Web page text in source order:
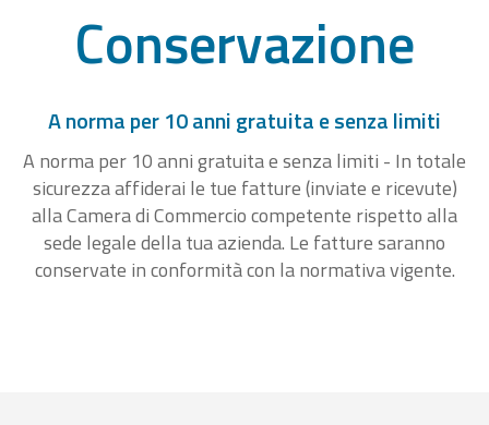
Conservazione
A norma per 10 anni gratuita e senza limiti
A norma per 10 anni gratuita e senza limiti - In totale
sicurezza affiderai le tue fatture (inviate e ricevute)
alla Camera di Commercio competente rispetto alla
sede legale della tua azienda. Le fatture saranno
conservate in conformità con la normativa vigente.